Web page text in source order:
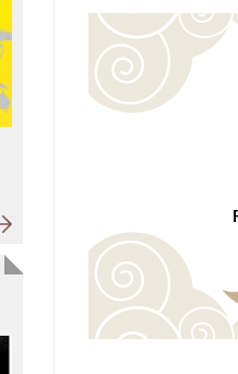
OLD LINKS
SPÉLÉOLOGIE URBAINE À
BROOKLYN